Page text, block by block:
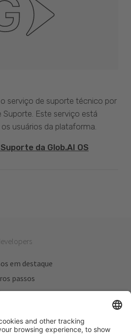
serviço de suporte técnico por
Suporte. Este serviço está
usuários da plataforma.
da Glob.AI OS
em destaque
passos